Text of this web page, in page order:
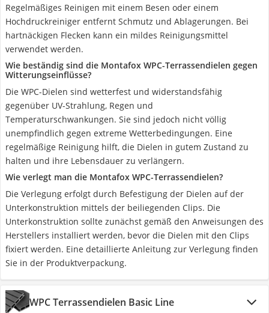
Regelmäßiges Reinigen mit einem Besen oder einem
Hochdruckreiniger entfernt Schmutz und Ablagerungen. Bei
hartnäckigen Flecken kann ein mildes Reinigungsmittel
verwendet werden.
Wie beständig sind die Montafox WPC-Terrassendielen gegen
Witterungseinflüsse?
Die WPC-Dielen sind wetterfest und widerstandsfähig
gegenüber UV-Strahlung, Regen und
Temperaturschwankungen. Sie sind jedoch nicht völlig
unempfindlich gegen extreme Wetterbedingungen. Eine
regelmäßige Reinigung hilft, die Dielen in gutem Zustand zu
halten und ihre Lebensdauer zu verlängern.
Wie verlegt man die Montafox WPC-Terrassendielen?
Die Verlegung erfolgt durch Befestigung der Dielen auf der
Unterkonstruktion mittels der beiliegenden Clips. Die
Unterkonstruktion sollte zunächst gemäß den Anweisungen des
Herstellers installiert werden, bevor die Dielen mit den Clips
fixiert werden. Eine detaillierte Anleitung zur Verlegung finden
Sie in der Produktverpackung.
WPC Terrassendielen Basic Line